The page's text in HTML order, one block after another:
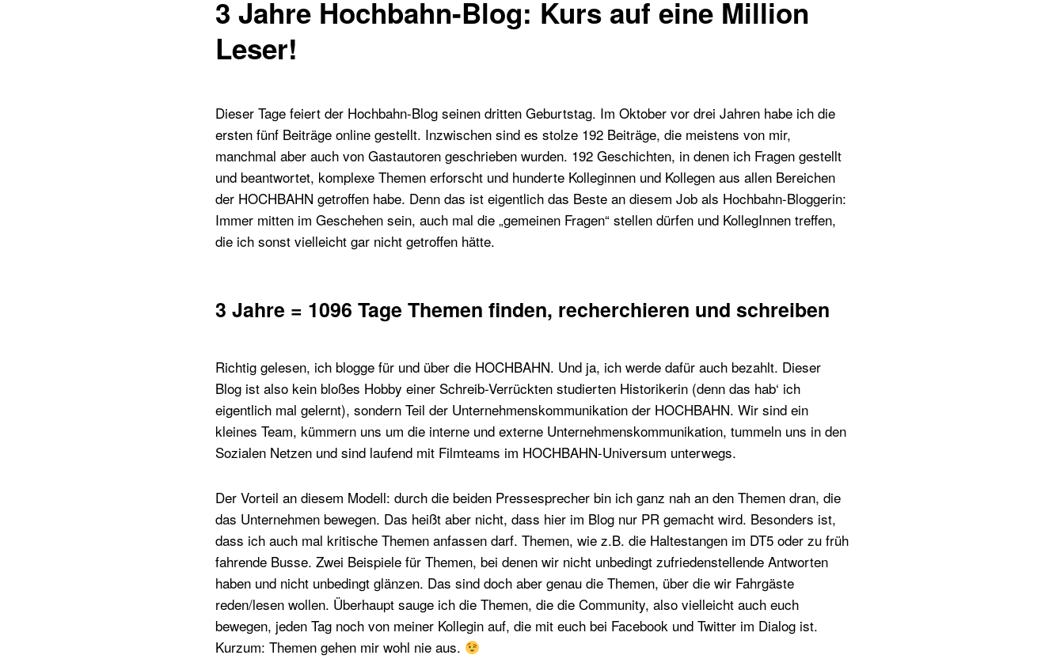
3 Jahre Hochbahn-Blog: Kurs auf eine Million
Leser!
Dieser Tage feiert der Hochbahn-Blog seinen dritten Geburtstag. Im Oktober vor drei Jahren habe ich die
ersten fünf Beiträge online gestellt. Inzwischen sind es stolze 192 Beiträge, die meistens von mir,
manchmal aber auch von Gastautoren geschrieben wurden. 192 Geschichten, in denen ich Fragen gestellt
und beantwortet, komplexe Themen erforscht und hunderte Kolleginnen und Kollegen aus allen Bereichen
der HOCHBAHN getroffen habe. Denn das ist eigentlich das Beste an diesem Job als Hochbahn-Bloggerin:
Immer mitten im Geschehen sein, auch mal die „gemeinen Fragen“ stellen dürfen und KollegInnen treffen,
die ich sonst vielleicht gar nicht getroffen hätte.
3 Jahre = 1096 Tage Themen finden, recherchieren und schreiben
Richtig gelesen, ich blogge für und über die HOCHBAHN. Und ja, ich werde dafür auch bezahlt. Dieser
Blog ist also kein bloßes Hobby einer Schreib-Verrückten studierten Historikerin (denn das hab‘ ich
eigentlich mal gelernt), sondern Teil der Unternehmenskommunikation der HOCHBAHN. Wir sind ein
kleines Team, kümmern uns um die interne und externe Unternehmenskommunikation, tummeln uns in den
Sozialen Netzen und sind laufend mit Filmteams im HOCHBAHN-Universum unterwegs.
Der Vorteil an diesem Modell: durch die beiden Pressesprecher bin ich ganz nah an den Themen dran, die
das Unternehmen bewegen. Das heißt aber nicht, dass hier im Blog nur PR gemacht wird. Besonders ist,
dass ich auch mal kritische Themen anfassen darf. Themen, wie z.B. die Haltestangen im DT5 oder zu früh
fahrende Busse. Zwei Beispiele für Themen, bei denen wir nicht unbedingt zufriedenstellende Antworten
haben und nicht unbedingt glänzen. Das sind doch aber genau die Themen, über die wir Fahrgäste
reden/lesen wollen. Überhaupt sauge ich die Themen, die die Community, also vielleicht auch euch
bewegen, jeden Tag noch von meiner Kollegin auf, die mit euch bei Facebook und Twitter im Dialog ist.
Kurzum: Themen gehen mir wohl nie aus.